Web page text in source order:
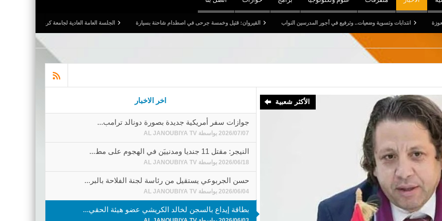
وضعيات.. وترفيع في أجور المدرسين النواب القيروان: قتيل وخمسة جرحى في اصطدام شاحنة بسيارة الجلسة العامة العادية لجامعة كرة القدم: المصادقة على التقريرين الأدبي والمالي
الأكثر شعبية اخر الاخبار
جوازات سفر أمريكية جديدة بصورة دونالد ترامب...
2026/07/07 بواسطةAL JANOUBIYA TV
النيجر: مقتل 11 جنديا ومدنييَن في الهجوم على مط...
2026/06/18 بواسطةAL JANOUBIYA TV
حسن الجربوعي يستقيل من رئاسة لجنة الفلاحة بالبر...
2026/06/04 بواسطةAL JANOUBIYA TV
بطاقة إيداع بالسجن لخالد الكريشي عضو هيئة الحقي...